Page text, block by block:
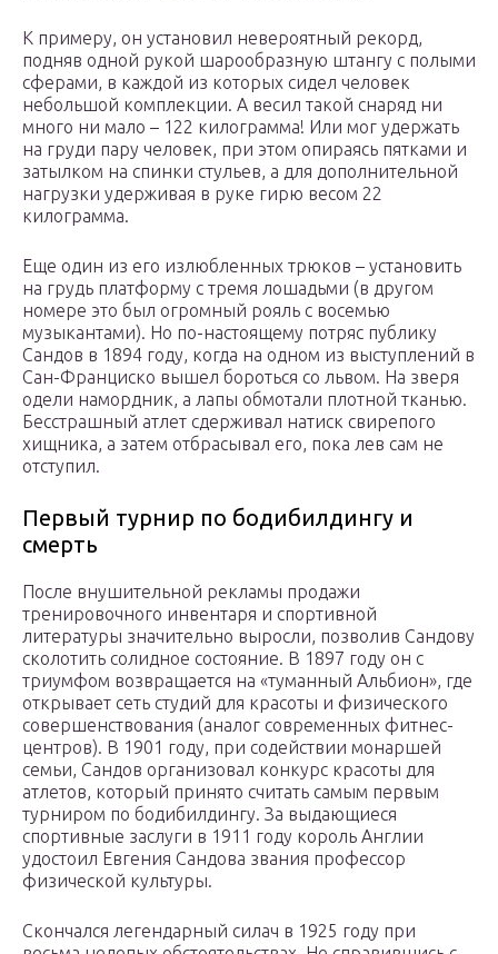
К примеру, он установил невероятный рекорд,
подняв одной рукой шарообразную штангу с полыми
сферами, в каждой из которых сидел человек
небольшой комплекции. А весил такой снаряд ни
много ни мало – 122 килограмма! Или мог удержать
на груди пару человек, при этом опираясь пятками и
затылком на спинки стульев, а для дополнительной
нагрузки удерживая в руке гирю весом 22
килограмма.
Еще один из его излюбленных трюков – установить
на грудь платформу с тремя лошадьми (в другом
номере это был огромный рояль с восемью
музыкантами). Но по-настоящему потряс публику
Сандов в 1894 году, когда на одном из выступлений в
Сан-Франциско вышел бороться со львом. На зверя
одели намордник, а лапы обмотали плотной тканью.
Бесстрашный атлет сдерживал натиск свирепого
хищника, а затем отбрасывал его, пока лев сам не
отступил.
Первый турнир по бодибилдингу и
смерть
После внушительной рекламы продажи
тренировочного инвентаря и спортивной
литературы значительно выросли, позволив Сандову
сколотить солидное состояние. В 1897 году он с
триумфом возвращается на «туманный Альбион», где
открывает сеть студий для красоты и физического
совершенствования (аналог современных фитнес-
центров). В 1901 году, при содействии монаршей
семьи, Сандов организовал конкурс красоты для
атлетов, который принято считать самым первым
турниром по бодибилдингу. За выдающиеся
спортивные заслуги в 1911 году король Англии
удостоил Евгения Сандова звания профессор
физической культуры.
Скончался легендарный силач в 1925 году при